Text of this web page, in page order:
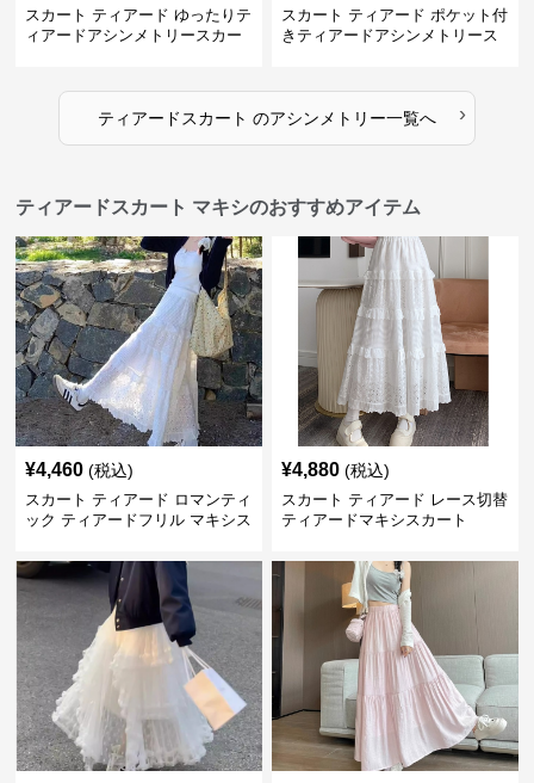
スカート ティアード ゆったりテ
ィアードアシンメトリースカー
スカート ティアード ポケット付
きティアードアシンメトリース
ティアードスカート のアシンメトリー一覧へ ›
ティアードスカート マキシのおすすめアイテム
¥4,460 (税込)
スカート ティアード ロマンティ
ック ティアードフリル マキシス
¥4,880 (税込)
スカート ティアード レース切替
ティアードマキシスカート